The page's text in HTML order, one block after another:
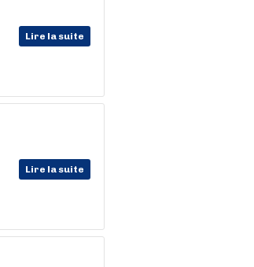
Lire la suite
Lire la suite